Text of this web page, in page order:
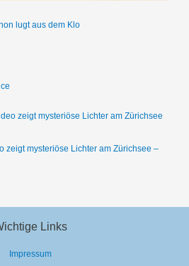
lugt aus dem Klo
zeigt mysteriöse Lichter am Zürichsee –
Links
Impressum